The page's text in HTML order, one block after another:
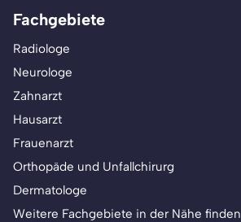
Fachgebiete
Radiologe
Neurologe
Zahnarzt
Hausarzt
Frauenarzt
Orthopäde und Unfallchirurg
Dermatologe
Weitere Fachgebiete in der Nähe finden